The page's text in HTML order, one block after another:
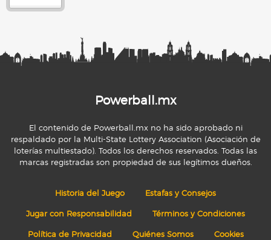
Powerball.mx
El contenido de Powerball.mx no ha sido aprobado ni
respaldado por la Multi-State Lottery Association (Asociación de
loterías multiestado). Todos los derechos reservados. Todas las
marcas registradas son propiedad de sus legítimos dueños.
Historia del Juego Estafas y Consejos
Jugar con Responsabilidad Términos y Condiciones
Política de Privacidad Quiénes Somos Cookies